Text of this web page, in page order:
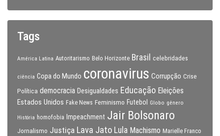
Tags
América Latina Autoritarismo Belo Horizonte Brasil celebridades
ciência Copa do Mundo coronavirus Corrupção Crise
Política democracia Desigualdades Educação Eleições
Estados Unidos Fake News Feminismo Futebol Globo gênero
História homofobia Impeachment Jair Bolsonaro
Jornalismo Justiça Lava Jato Lula Machismo Marielle Franco